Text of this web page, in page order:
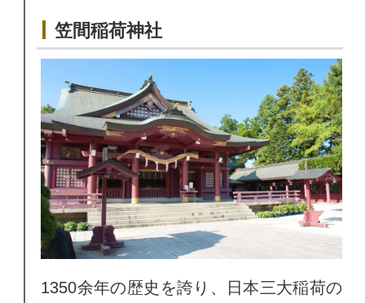
笠間稲荷神社
1350余年の歴史を誇り、日本三大稲荷の